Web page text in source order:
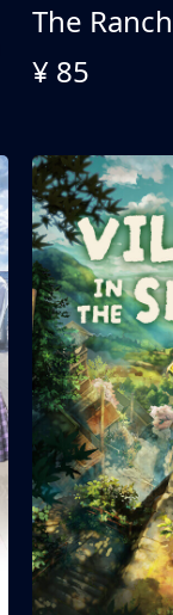
The
¥ 85